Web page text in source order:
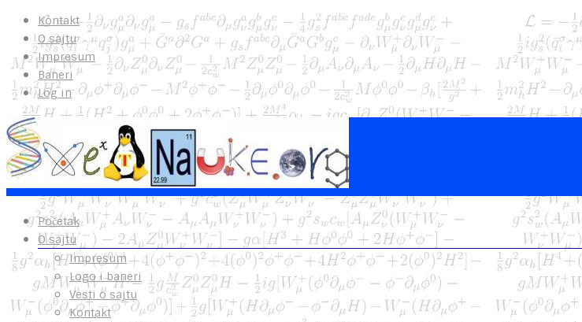
Kontakt
O sajtu
Impresum
Baneri
Log in
Početak
O sajtu
Impresum
Logo i baneri
Vesti o sajtu
Kontakt